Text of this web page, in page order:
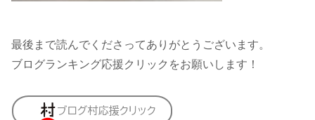
最後まで読んでくださってありがとうございます。
ブログランキング応援クリックをお願いします！